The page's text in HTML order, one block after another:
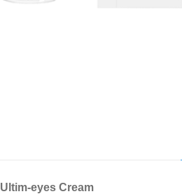
Ultim-eyes Cream